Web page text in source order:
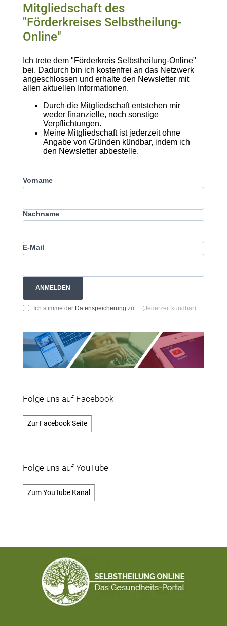
Mitgliedschaft des
"Förderkreises Selbstheilung-
Online"
Ich trete dem "Förderkreis Selbstheilung-Online"
bei. Dadurch bin ich kostenfrei an das Netzwerk
angeschlossen und erhalte den Newsletter mit
allen aktuellen Informationen.
Durch die Mitgliedschaft entstehen mir
weder finanzielle, noch sonstige
Verpflichtungen.
Meine Mitgliedschaft ist jederzeit ohne
Angabe von Gründen kündbar, indem ich
den Newsletter abbestelle.
Vorname
Nachname
E-Mail
ANMELDEN
Ich stimme der Datenspeicherung zu. (Jederzeit kündbar)
Folge uns auf Facebook
Zur Facebook Seite
Folge uns auf YouTube
Zum YouTube Kanal